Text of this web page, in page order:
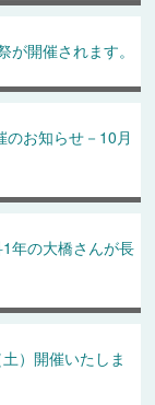
開催されます。
お知らせ－10月
年の大橋さんが長
）開催いたしま